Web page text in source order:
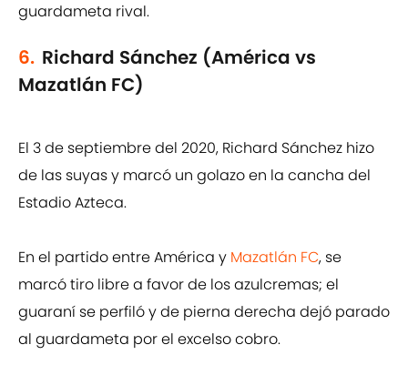
guardameta rival.
6. Richard Sánchez (América vs
Mazatlán FC)
El 3 de septiembre del 2020, Richard Sánchez hizo
de las suyas y marcó un golazo en la cancha del
Estadio Azteca.
En el partido entre América y Mazatlán FC, se
marcó tiro libre a favor de los azulcremas; el
guaraní se perfiló y de pierna derecha dejó parado
al guardameta por el excelso cobro.